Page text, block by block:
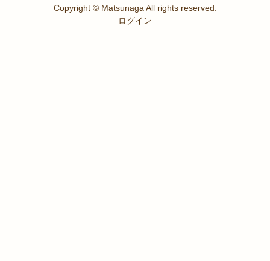
Copyright © Matsunaga All rights reserved.
ログイン